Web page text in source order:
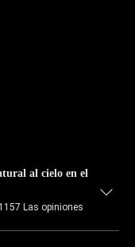
al cielo en el
1157 Las opiniones